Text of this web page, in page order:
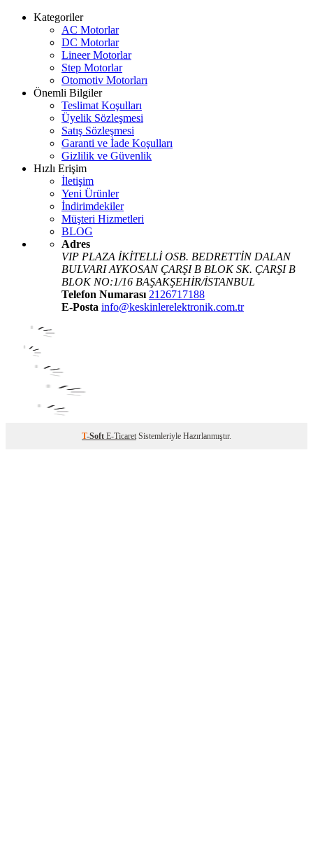
Kategoriler
AC Motorlar
DC Motorlar
Lineer Motorlar
Step Motorlar
Otomotiv Motorları
Önemli Bilgiler
Teslimat Koşulları
Üyelik Sözleşmesi
Satış Sözleşmesi
Garanti ve İade Koşulları
Gizlilik ve Güvenlik
Hızlı Erişim
İletişim
Yeni Ürünler
İndirimdekiler
Müşteri Hizmetleri
BLOG
Adres
VIP PLAZA İKİTELLİ OSB. BEDRETTİN DALAN
BULVARI AYKOSAN ÇARŞI B BLOK SK. ÇARŞI B
BLOK NO:1/16 BAŞAKŞEHİR/İSTANBUL
Telefon Numarası 2126717188
E-Posta info@keskinlerelektronik.com.tr
T-Soft E-Ticaret Sistemleriyle Hazırlanmıştır.